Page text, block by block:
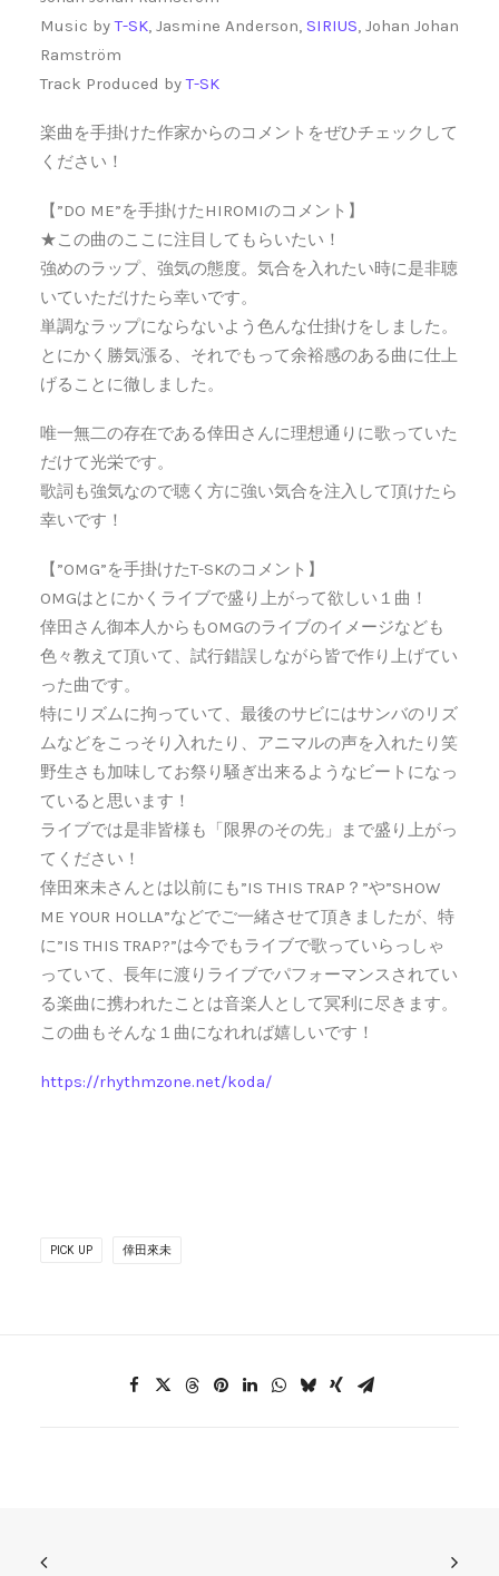
Music byT-SK, Jasmine Anderson, SIRIUS, Johan Johan
Ramström
Track Produced byT-SK
楽曲を手掛けた作家からのコメントをぜひチェックして
ください！
【”DO ME”を手掛けたHIROMIのコメント】
★この曲のここに注目してもらいたい！
強めのラップ、強気の態度。気合を入れたい時に是非聴
いていただけたら幸いです。
単調なラップにならないよう色んな仕掛けをしました。
とにかく勝気漲る、それでもって余裕感のある曲に仕上
げることに徹しました。
唯一無二の存在である倖田さんに理想通りに歌っていた
だけて光栄です。
歌詞も強気なので聴く方に強い気合を注入して頂けたら
幸いです！
【”OMG”を手掛けたT-SKのコメント】
OMGはとにかくライブで盛り上がって欲しい１曲！
倖田さん御本人からもOMGのライブのイメージなども
色々教えて頂いて、試行錯誤しながら皆で作り上げてい
った曲です。
特にリズムに拘っていて、最後のサビにはサンバのリズ
ムなどをこっそり入れたり、アニマルの声を入れたり笑
野生さも加味してお祭り騒ぎ出来るようなビートになっ
ていると思います！
ライブでは是非皆様も「限界のその先」まで盛り上がっ
てください！
倖田來未さんとは以前にも”IS THIS TRAP？”や”SHOW
ME YOUR HOLLA”などでご一緒させて頂きましたが、特
に”IS THIS TRAP?”は今でもライブで歌っていらっしゃ
っていて、長年に渡りライブでパフォーマンスされてい
る楽曲に携われたことは音楽人として冥利に尽きます。
この曲もそんな１曲になれれば嬉しいです！
https://rhythmzone.net/koda/
PICK UP 倖田來未